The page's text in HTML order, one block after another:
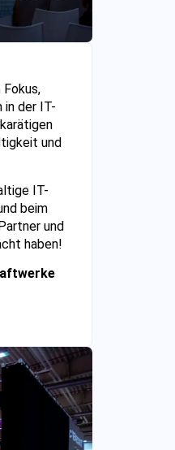
in der IT-
und
IT-
beim
und
haben!